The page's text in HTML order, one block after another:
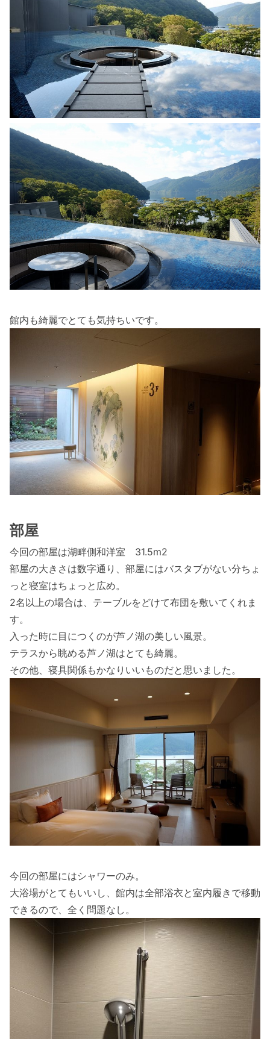
館内も綺麗でとても気持ちいです。
部屋
今回の部屋は湖畔側和洋室 31.5m2
部屋の大きさは数字通り、部屋にはバスタブがない分ちょ
っと寝室はちょっと広め。
2名以上の場合は、テーブルをどけて布団を敷いてくれま
す。
入った時に目につくのが芦ノ湖の美しい風景。
テラスから眺める芦ノ湖はとても綺麗。
その他、寝具関係もかなりいいものだと思いました。
今回の部屋にはシャワーのみ。
大浴場がとてもいいし、館内は全部浴衣と室内履きで移動
できるので、全く問題なし。